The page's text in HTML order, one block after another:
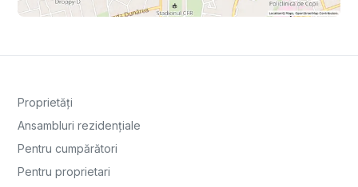
Proprietăți
Ansambluri rezidențiale
Pentru cumpărători
Pentru proprietari